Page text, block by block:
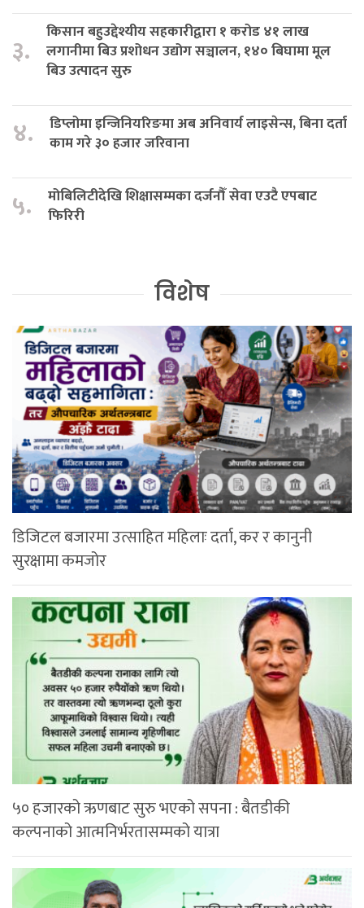
३.
किसान बहुउद्देश्यीय सहकारीद्वारा १ करोड ४१ लाख
लगानीमा बिउ प्रशोधन उद्योग सञ्चालन, १४० बिघामा मूल
बिउ उत्पादन सुरु
४.
डिप्लोमा इन्जिनियरिङमा अब अनिवार्य लाइसेन्स, बिना दर्ता
काम गरे ३० हजार जरिवाना
५.
मोबिलिटीदेखि शिक्षासम्मका दर्जनौँ सेवा एउटै एपबाट
फिरिरी
विशेष
डिजिटल बजारमा उत्साहित महिलाः दर्ता, कर र कानुनी
सुरक्षामा कमजोर
५० हजारको ऋणबाट सुरु भएको सपना : बैतडीकी
कल्पनाको आत्मनिर्भरतासम्मको यात्रा